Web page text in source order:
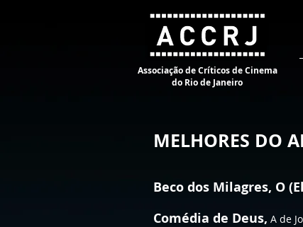
Associação de Críticos de Cinema
do Rio de Janeiro
MELHORES DO
Beco dos Milagres, O
Comédia de Deus, A de